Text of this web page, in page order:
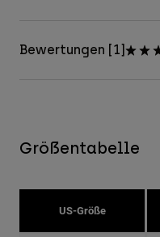
Bewertungen [1]
Größentabelle
US-Größe